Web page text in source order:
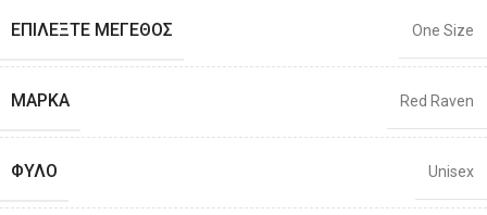
Μήκος:
Μήκος Βραχίονα:
ΕΠΙΛΈΞΤΕ ΜΈΓΕΘΟΣ One Size
ΜΆΡΚΑ Red Raven
ΦΎΛΟ Unisex